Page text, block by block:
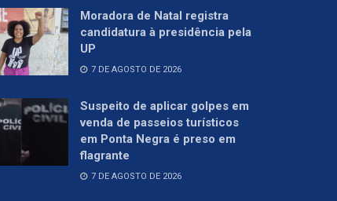
Moradora de Natal registra
candidatura à presidência pela
UP
7 DE AGOSTO DE 2026
Suspeito de aplicar golpes em
venda de passeios turísticos
em Ponta Negra é preso em
flagrante
7 DE AGOSTO DE 2026